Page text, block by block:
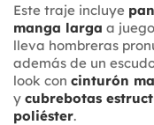
Este traje incluye
manga larga a
lleva hombreras
además de un
look con cinturón
y cubrebotas
poliéster.